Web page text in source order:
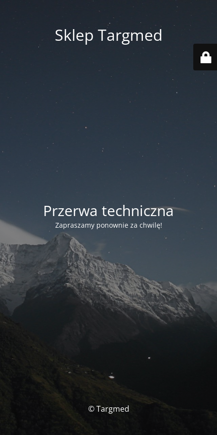
Sklep Targmed
Przerwa techniczna
Zapraszamy ponownie za chwilę!
© Targmed